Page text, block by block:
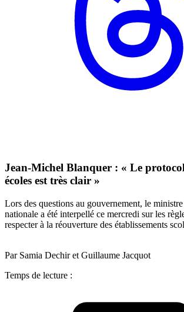
Jean-Michel Blanquer : « Le
écoles est très clair »
Lors des questions au gouvernement, le
nationale a été interpellé ce mercredi sur les
respecter à la réouverture des établissements
Par Samia Dechir et Guillaume Jacquot
Temps de lecture :